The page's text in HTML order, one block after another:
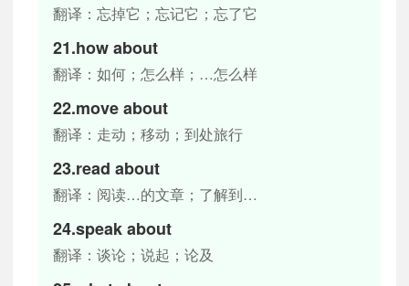
翻译：忘掉它；忘记它；忘了它
21.how about
翻译：如何；怎么样；…怎么样
22.move about
翻译：走动；移动；到处旅行
23.read about
翻译：阅读…的文章；了解到…
24.speak about
翻译：谈论；说起；论及